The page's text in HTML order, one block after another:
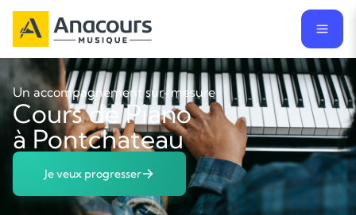
Un accompagnement sur-mesure
Cours de Piano
à Pontchateau
Je veux progresser